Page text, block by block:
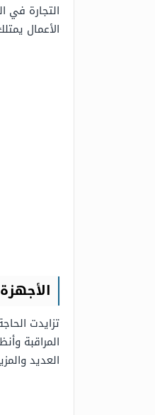
التجارة في
الأعمال
تزايدت
المراقبة
العديد